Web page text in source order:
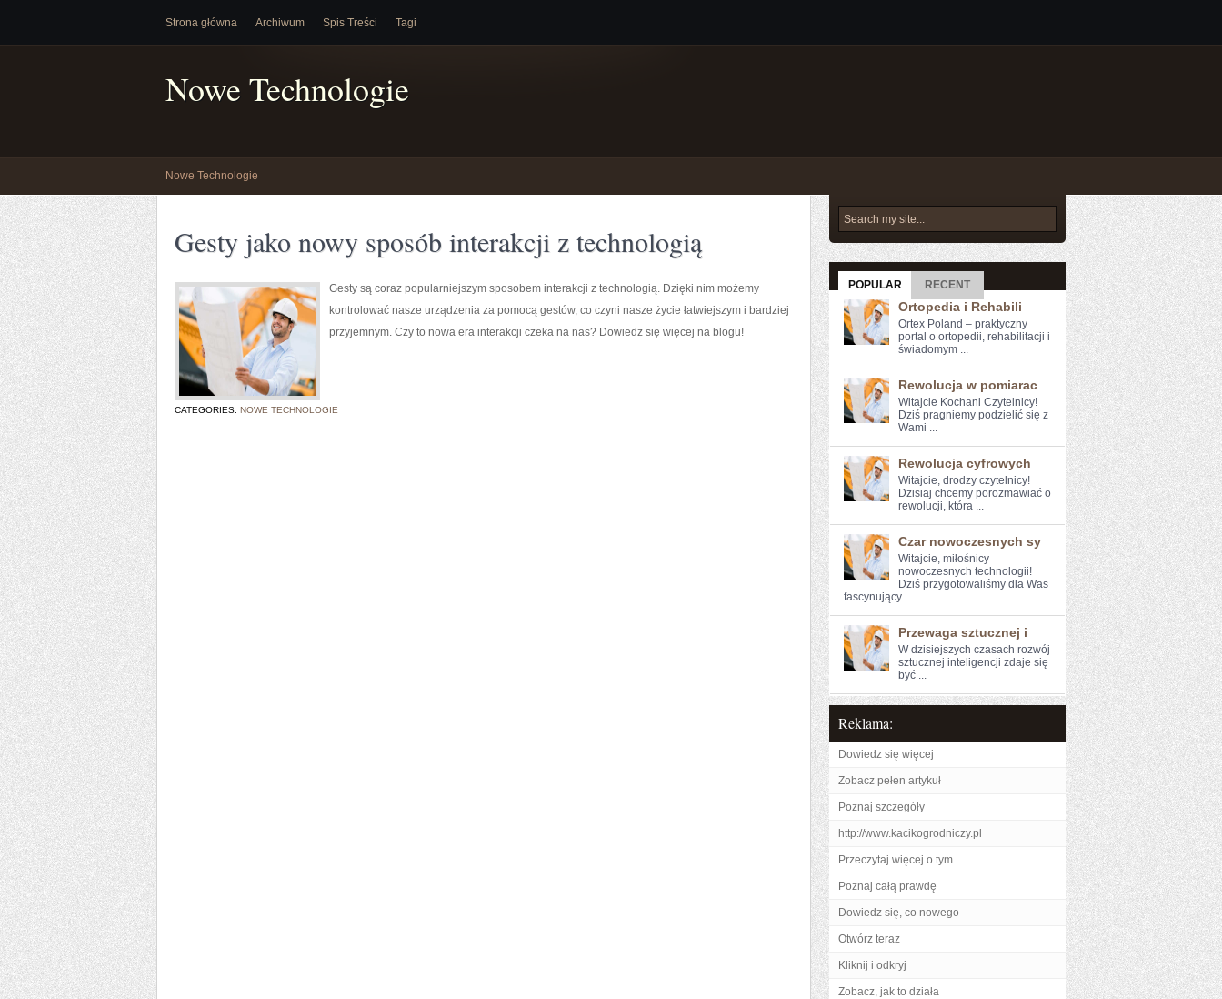
Strona główna Archiwum Spis Treści Tagi
Nowe Technologie
Nowe Technologie
Gesty jako nowy sposób interakcji z technologią
Gesty są coraz popularniejszym sposobem interakcji z technologią. Dzięki nim możemy
kontrolować nasze urządzenia za pomocą gestów, co czyni nasze życie łatwiejszym i bardziej
przyjemnym. Czy to nowa era interakcji czeka na nas? Dowiedz się więcej na blogu!
CATEGORIES: NOWE TECHNOLOGIE
POPULAR RECENT
Ortopedia i Rehabili
Ortex Poland – praktyczny
portal o ortopedii, rehabilitacji i
świadomym ...
Rewolucja w pomiarac
Witajcie Kochani Czytelnicy!
Dziś ⁤pragniemy podzielić się ⁢z
Wami ...
Rewolucja cyfrowych
Witajcie, drodzy czytelnicy!‌
Dzisiaj chcemy porozmawiać o
rewolucji, która‍ ...
Czar nowoczesnych sy
Witajcie, miłośnicy
nowoczesnych⁣ technologii!
Dziś przygotowaliśmy dla Was
fascynujący ...
Przewaga sztucznej i
W ‌dzisiejszych czasach rozwój
sztucznej inteligencji zdaje się
być ...
Reklama:
Dowiedz się więcej
Zobacz pełen artykuł
Poznaj szczegóły
http://www.kacikogrodniczy.pl
Przeczytaj więcej o tym
Poznaj całą prawdę
Dowiedz się, co nowego
Otwórz teraz
Kliknij i odkryj
Zobacz, jak to działa